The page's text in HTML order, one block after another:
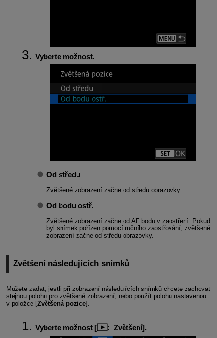
Vyberte možnost.
Od středu
Zvětšené zobrazení začne od středu obrazovky.
Od bodu ostř.
Zvětšené zobrazení začne od AF bodu v zaostření. Pokud
byl snímek pořízen pomocí ručního zaostřování, zvětšené
zobrazení začne od středu obrazovky.
Zvětšení následujících snímků
Můžete zadat, jestli při zobrazení následujících snímků chcete zachovat
stejnou polohu pro zvětšené zobrazení, nebo použít polohu nastavenou
v položce [Zvětšená pozice].
Vyberte možnost [ : Zvětšení].